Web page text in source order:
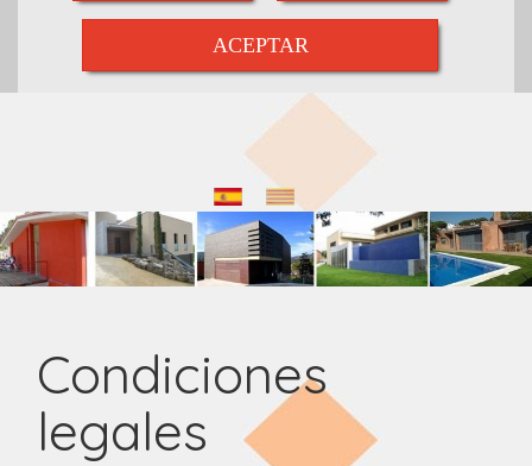
ACEPTAR
Condiciones
legales